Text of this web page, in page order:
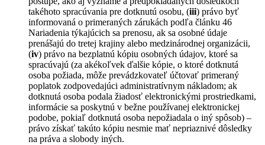
takéhoto spracúvania pre dotknutú osobu, (iii) právo byť
informovaná o primeraných zárukách podľa článku 46
Nariadenia týkajúcich sa prenosu, ak sa osobné údaje
prenášajú do tretej krajiny alebo medzinárodnej organizácii,
(iv) právo na bezplatnú kópiu osobných údajov, ktoré sa
spracúvajú (za akékoľvek ďalšie kópie, o ktoré dotknutá
osoba požiada, môže prevádzkovateľ účtovať primeraný
poplatok zodpovedajúci administratívnym nákladom; ak
dotknutá osoba podala žiadosť elektronickými prostriedkami,
informácie sa poskytnú v bežne používanej elektronickej
podobe, pokiaľ dotknutá osoba nepožiadala o iný spôsob) –
právo získať takúto kópiu nesmie mať nepriaznivé dôsledky
na práva a slobody iných.